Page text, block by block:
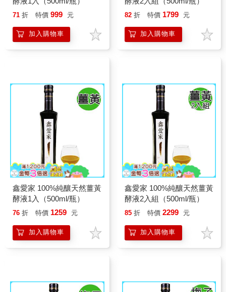
71 折 特價 999 元
加入購物車
82 折 特價 1799 元
加入購物車
鑫愛家 100%純釀天然薑黃
酵液1入（500ml/瓶）
76 折 特價 1259 元
加入購物車
鑫愛家 100%純釀天然薑黃
酵液2入組（500ml/瓶）
85 折 特價 2299 元
加入購物車